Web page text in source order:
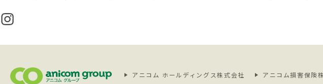
アニコム ホールディングス株式会社 アニコム損害保険